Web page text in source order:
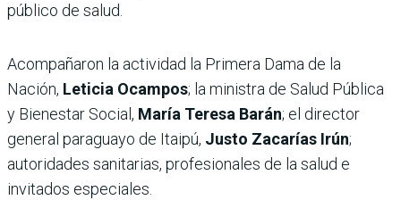
público de salud.
Acompañaron la actividad la Primera Dama de la
Nación, Leticia Ocampos; la ministra de Salud Pública
y Bienestar Social, María Teresa Barán; el director
general paraguayo de Itaipú, Justo Zacarías Irún;
autoridades sanitarias, profesionales de la salud e
invitados especiales.